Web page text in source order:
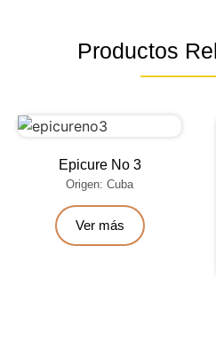
Productos
Epicure No 3
Origen: Cuba
Ver más